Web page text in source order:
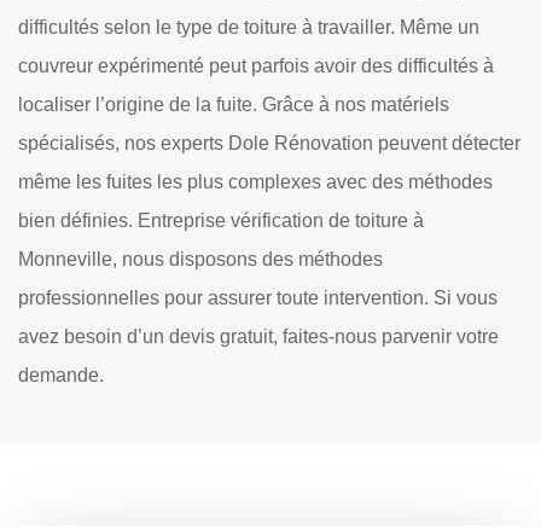
difficultés selon le type de toiture à travailler. Même un
couvreur expérimenté peut parfois avoir des difficultés à
localiser l’origine de la fuite. Grâce à nos matériels
spécialisés, nos experts Dole Rénovation peuvent détecter
même les fuites les plus complexes avec des méthodes
bien définies. Entreprise vérification de toiture à
Monneville, nous disposons des méthodes
professionnelles pour assurer toute intervention. Si vous
avez besoin d’un devis gratuit, faites-nous parvenir votre
demande.